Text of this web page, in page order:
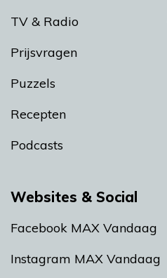
TV & Radio
Prijsvragen
Puzzels
Recepten
Podcasts
Websites & Social
Facebook MAX Vandaag
Instagram MAX Vandaag